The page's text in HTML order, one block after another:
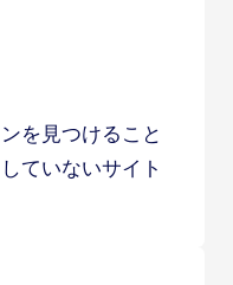
を見つけること
ていないサイト